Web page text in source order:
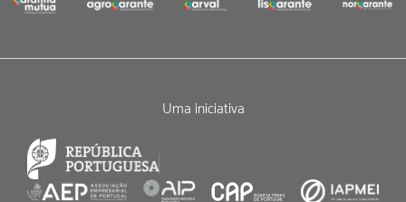
Uma iniciativa